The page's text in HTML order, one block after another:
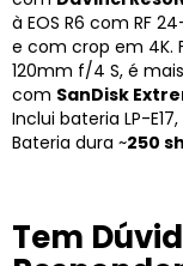
à EOS R6 com RF
e com crop em 4K.
120mm f/4 S, é
com SanDisk
Inclui bateria LP-
Bateria dura ~250
Tem